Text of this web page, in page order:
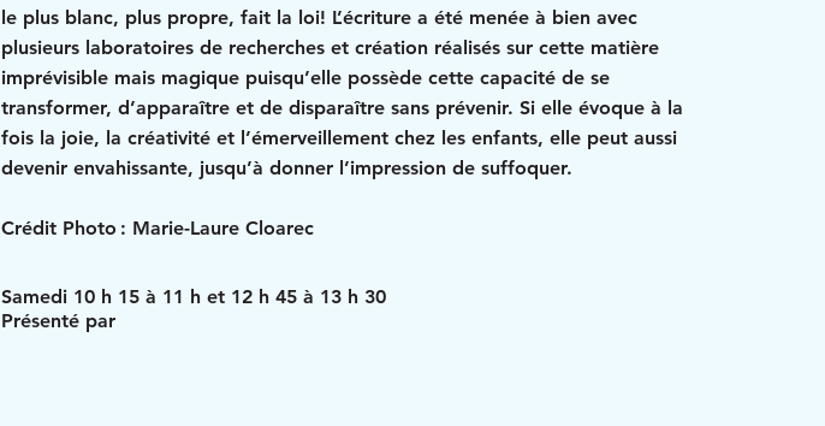
le plus blanc, plus propre, fait la loi! L’écriture a été menée à bien avec
plusieurs laboratoires de recherches et création réalisés sur cette matière
imprévisible mais magique puisqu’elle possède cette capacité de se
transformer, d’apparaître et de disparaître sans prévenir. Si elle évoque à la
fois la joie, la créativité et l’émerveillement chez les enfants, elle peut aussi
devenir envahissante, jusqu’à donner l’impression de suffoquer.
Crédit Photo : Marie-Laure Cloarec
Samedi 10 h 15 à 11 h et 12 h 45 à 13 h 30
Présenté par